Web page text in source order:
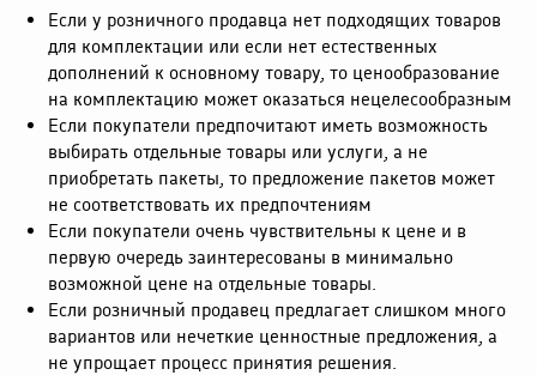
Если у розничного продавца нет подходящих товаров
для комплектации или если нет естественных
дополнений к основному товару, то ценообразование
на комплектацию может оказаться нецелесообразным
Если покупатели предпочитают иметь возможность
выбирать отдельные товары или услуги, а не
приобретать пакеты, то предложение пакетов может
не соответствовать их предпочтениям
Если покупатели очень чувствительны к цене и в
первую очередь заинтересованы в минимально
возможной цене на отдельные товары.
Если розничный продавец предлагает слишком много
вариантов или нечеткие ценностные предложения, а
не упрощает процесс принятия решения.